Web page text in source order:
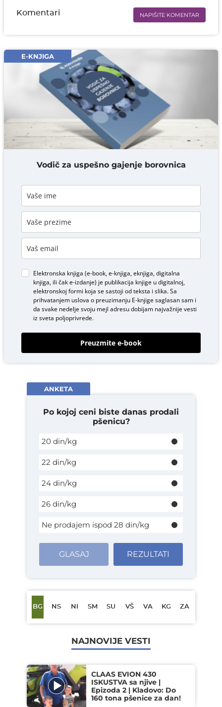
Komentari NAPIŠITE KOMENTAR
Email* obavezno
Komentar* obavezno
DODAJ KOMENTAR
E-KNJIGA
Vodič za uspešno gajenje borovnica
Elektronska knjiga (e-book, e-knjiga, eknjiga, digitalna
knjiga, ili čak e-izdanje) je publikacija knjige u digitalnoj,
elektronskoj formi koja se sastoji od teksta i slika. Sa
prihvatanjem uslova o preuzimanju E-knjigesaglasan sam i
da svake nedelje svoju mejl adresu dobijam najvažnije vesti
iz sveta poljoprivrede.
Preuzmite e-book
ANKETA
Po kojoj ceni biste danas prodali
pšenicu?
20 din/kg
22 din/kg
24 din/kg
26 din/kg
Ne prodajem ispod 28 din/kg
GLASAJ REZULTATI
BG NS NI SM SU VŠ VA KG ZA
NAJNOVIJE VESTI
CLAAS EVION 430
ISKUSTVA sa njive |
Epizoda 2 | Kladovo: Do
160 tona pšenice za dan!